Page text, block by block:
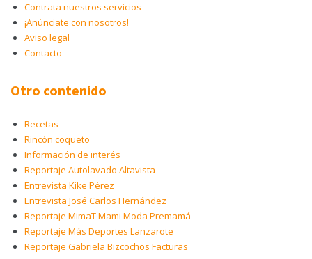
Contrata nuestros servicios
¡Anúnciate con nosotros!
Aviso legal
Contacto
Otro contenido
Recetas
Rincón coqueto
Información de interés
Reportaje Autolavado Altavista
Entrevista Kike Pérez
Entrevista José Carlos Hernández
Reportaje MimaT Mami Moda Premamá
Reportaje Más Deportes Lanzarote
Reportaje Gabriela Bizcochos Facturas